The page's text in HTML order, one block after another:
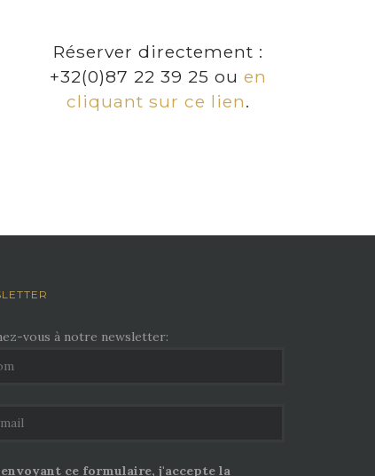
Réserver directement :
+32(0)87 22 39 25 ou en
cliquant sur ce lien.
vous à notre newsletter:
envoyant ce formulaire, j'accepte la